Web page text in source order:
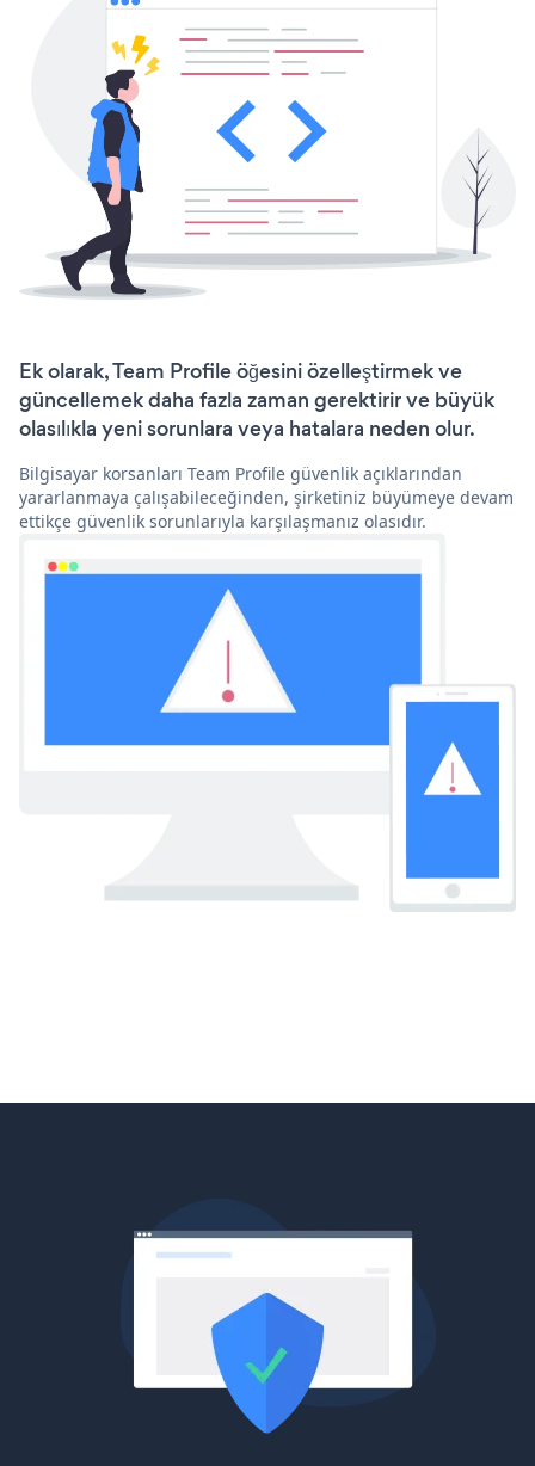
Ek olarak, Team Profile öğesini özelleştirmek ve
güncellemek daha fazla zaman gerektirir ve büyük
olasılıkla yeni sorunlara veya hatalara neden olur.
Bilgisayar korsanları Team Profile güvenlik açıklarından
yararlanmaya çalışabileceğinden, şirketiniz büyümeye devam
ettikçe güvenlik sorunlarıyla karşılaşmanız olasıdır.